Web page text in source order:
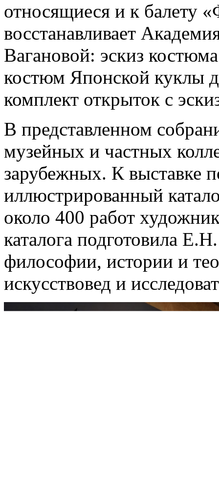
относящиеся и к балету
восстанавливает
Вагановой: эскиз
костюм Японской куклы
комплект открыток с
В представленном
музейных и частных
зарубежных. К выставке
иллюстрированный
около 400 работ
каталога подготовила
философии, истории и
искусствовед и